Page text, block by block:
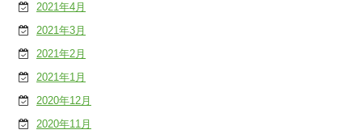
2021年4月
2021年3月
2021年2月
2021年1月
2020年12月
2020年11月